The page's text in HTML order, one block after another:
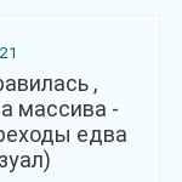
,
массива -
едва